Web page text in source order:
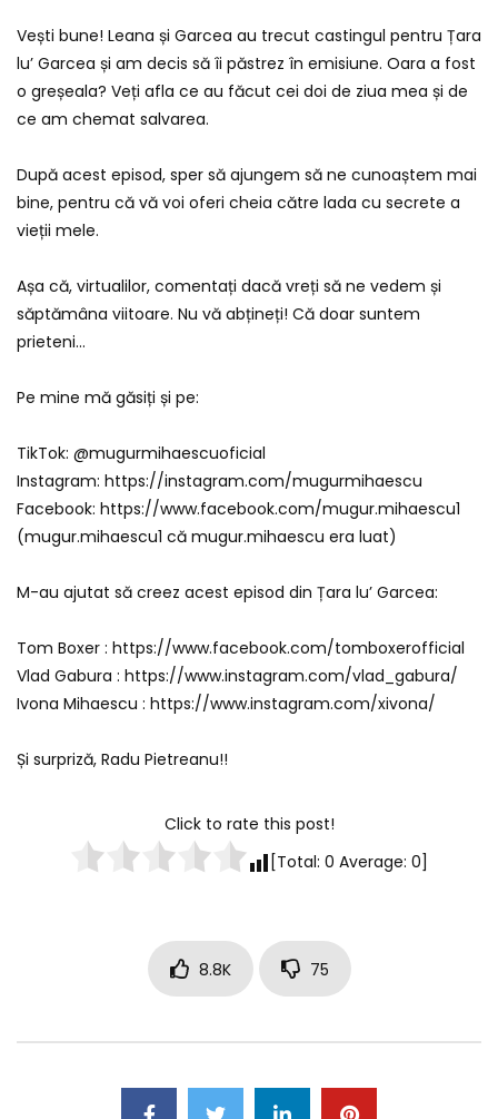
Vești bune! Leana și Garcea au trecut castingul pentru Țara
lu’ Garcea și am decis să îi păstrez în emisiune. Oara a fost
o greșeala? Veți afla ce au făcut cei doi de ziua mea și de
ce am chemat salvarea.
După acest episod, sper să ajungem să ne cunoaștem mai
bine, pentru că vă voi oferi cheia către lada cu secrete a
vieții mele.
Așa că, virtualilor, comentați dacă vreți să ne vedem și
săptămâna viitoare. Nu vă abțineți! Că doar suntem
prieteni…
Pe mine mă găsiți și pe:
TikTok: @mugurmihaescuoficial
Instagram: https://instagram.com/mugurmihaescu
Facebook: https://www.facebook.com/mugur.mihaescu1
(mugur.mihaescu1 că mugur.mihaescu era luat)
M-au ajutat să creez acest episod din Țara lu’ Garcea:
Tom Boxer : https://www.facebook.com/tomboxerofficial
Vlad Gabura : https://www.instagram.com/vlad_gabura/
Ivona Mihaescu : https://www.instagram.com/xivona/
Și surpriză, Radu Pietreanu!!
Click to rate this post!
[Total: 0 Average: 0]
8.8K 75